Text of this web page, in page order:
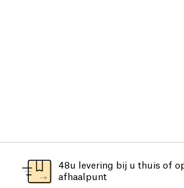
48u levering bij u thuis of
afhaalpunt